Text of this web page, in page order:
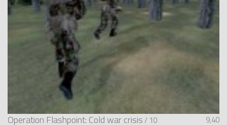
Operation Flashpoint: Cold war crisis 9,40
/ 10